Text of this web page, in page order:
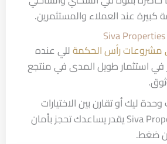
كبيرة عند العملاء والمستثمرين.
مشروعات رأس الحكمةللي عنده
في استثمار طويل المدى في منتجع
ليك أو تقارن بين الاختيارات
المتاحة، ففريق Siva Properties يقدر يساعدك تحجز بأمان
ضغط.